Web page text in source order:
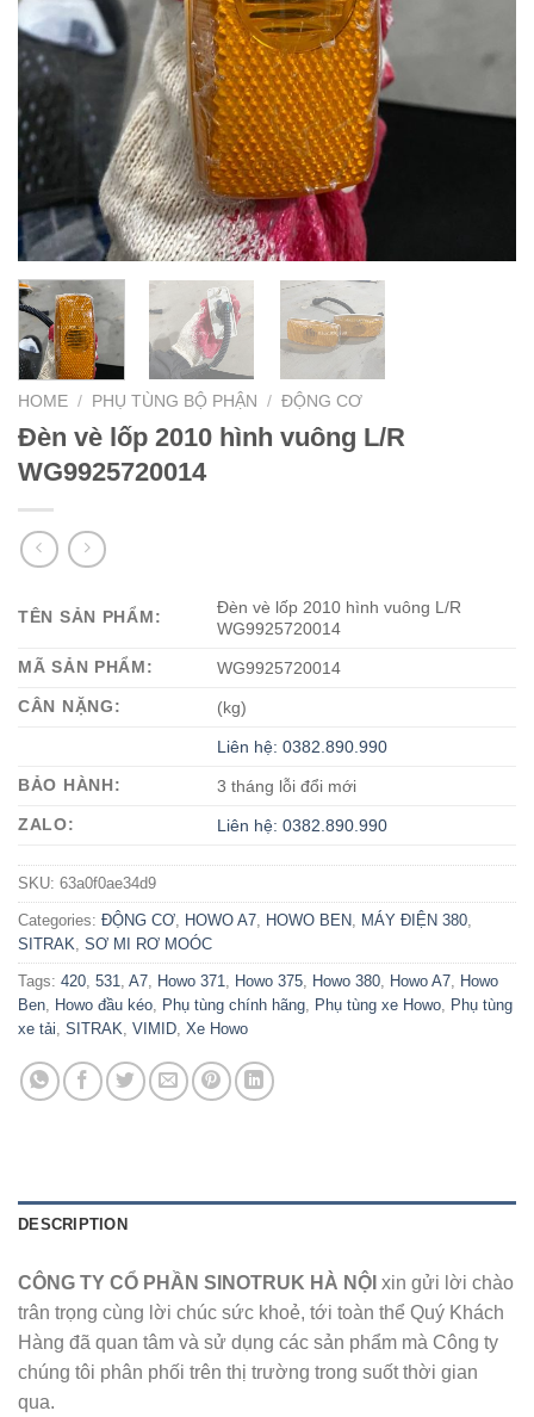
HOME / PHỤ TÙNG BỘ PHẬN / ĐỘNG CƠ
Đèn vè lốp 2010 hình vuông L/R
WG9925720014
TÊN SẢN PHẨM:
Đèn vè lốp 2010 hình vuông L/R
WG9925720014
MÃ SẢN PHẨM:
WG9925720014
CÂN NẶNG:
(kg)
Liên hệ: 0382.890.990
BẢO HÀNH:
3 tháng lỗi đổi mới
ZALO:
Liên hệ: 0382.890.990
SKU: 63a0f0ae34d9
Categories: ĐỘNG CƠ HOWO A7 HOWO BEN MÁY ĐIỆN 380
SITRAK SƠ MI RƠ MOÓC
Tags: 420 531 A7 Howo 371 Howo 375 Howo 380 Howo A7 Howo
Ben Howo đầu kéo Phụ tùng chính hãng Phụ tùng xe Howo Phụ tùng
xe tải SITRAK VIMID Xe Howo
DESCRIPTION
CÔNG TY CỔ PHẦN SINOTRUK HÀ NỘI xin gửi lời chào
trân trọng cùng lời chúc sức khoẻ, tới toàn thể Quý Khách
Hàng đã quan tâm và sử dụng các sản phẩm mà Công ty
chúng tôi phân phối trên thị trường trong suốt thời gian
qua.